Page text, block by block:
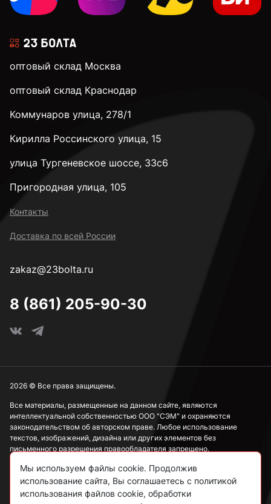
М16
М20
М36
М48
оптовый склад Москва
оптовый склад Краснодар
Коммунаров улица, 278/1
Кирилла Россинского улица, 15
улица Тургеневское шоссе, 33с6
Пригородная улица, 105
Контакты
Доставка по всей России
zakaz@23bolta.ru
8 (861) 205-90-30
Все материалы, размещенные на данном сайте, являются
интеллектуальной собственностью ООО "СЭМ" и охраняются
законодательством об авторском праве. Любое использование
текстов, изображений, дизайна или других элементов без
письменного разрешения правообладателя запрещено.
Информация, представленная на сайте, носит исключительно
ознакомительный характер и не может рассматриваться как
публичная оферта в соответствии со ст. 437 ГК РФ.
2026 © Все права защищены.
Мы используем файлы cookie. Продолжив
использование сайта, Вы соглашаетесь с политикой
использования файлов cookie, обработки